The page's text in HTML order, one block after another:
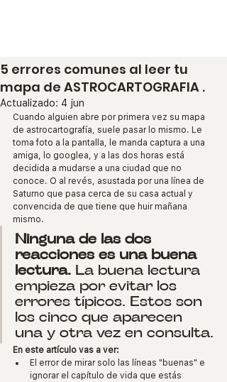
5 errores comunes al leer tu
mapa de ASTROCARTOGRAFIA .
Actualizado: 4 jun
Cuando alguien abre por primera vez su mapa
de astrocartografía, suele pasar lo mismo. Le
toma foto a la pantalla, le manda captura a una
amiga, lo googlea, y a las dos horas está
decidida a mudarse a una ciudad que no
conoce. O al revés, asustada por una línea de
Saturno que pasa cerca de su casa actual y
convencida de que tiene que huir mañana
mismo.
Ninguna de las dos
reacciones es una buena
lectura. La buena lectura
empieza por evitar los
errores típicos. Estos son
los cinco que aparecen
una y otra vez en consulta.
En este artículo vas a ver:
El error de mirar solo las líneas "buenas" e
ignorar el capítulo de vida que estás